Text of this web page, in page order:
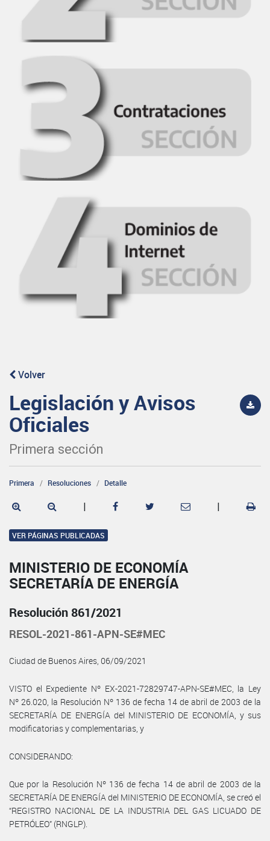
Volver
Legislación y Avisos
Oficiales
Primera sección
Primera Resoluciones Detalle
| |
VER PÁGINAS PUBLICADAS
MINISTERIO DE ECONOMÍA
SECRETARÍA DE ENERGÍA
Resolución 861/2021
RESOL-2021-861-APN-SE#MEC
Ciudad de Buenos Aires, 06/09/2021
VISTO el Expediente Nº EX-2021-72829747-APN-SE#MEC, la Ley
Nº 26.020, la Resolución Nº 136 de fecha 14 de abril de 2003 de la
SECRETARÍA DE ENERGÍA del MINISTERIO DE ECONOMÍA, y sus
modificatorias y complementarias, y
CONSIDERANDO:
Que por la Resolución Nº 136 de fecha 14 de abril de 2003 de la
SECRETARÍA DE ENERGÍA del MINISTERIO DE ECONOMÍA, se creó el
“REGISTRO NACIONAL DE LA INDUSTRIA DEL GAS LICUADO DE
PETRÓLEO” (RNGLP).